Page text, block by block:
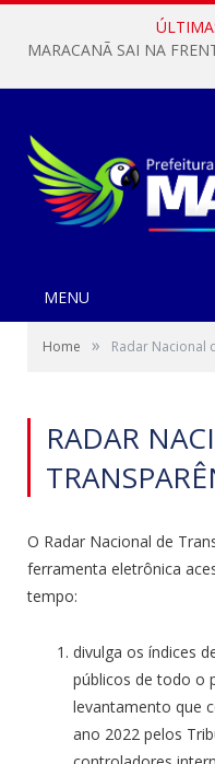
MENU
Home » Radar Nacional
RADAR
O Radar Nacional de
ferramenta eletrônica
tempo:
divulga os índices
públicos de todo o
levantamento que
ano 2022 pelos